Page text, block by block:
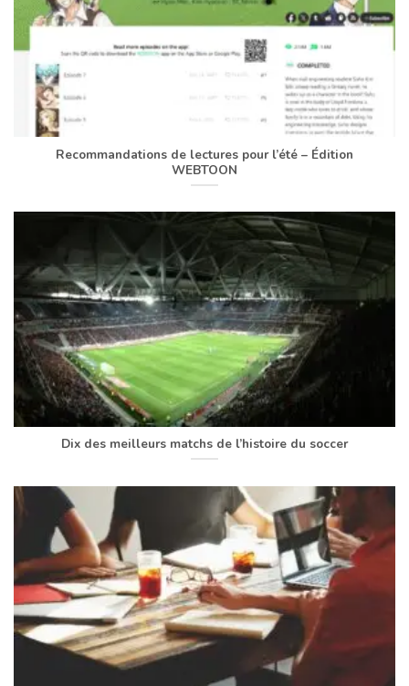
Recommandations de lectures pour l’été – Édition
WEBTOON
Dix des meilleurs matchs de l’histoire du soccer